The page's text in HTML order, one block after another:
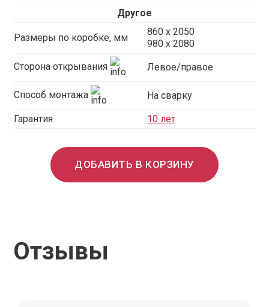
Другое
Размеры по коробке, мм
860 х 2050
980 x 2080
Сторона открывания Левое/правое
Способ монтажа На сварку
Гарантия 10 лет
ДОБАВИТЬ В КОРЗИНУ
Отзывы